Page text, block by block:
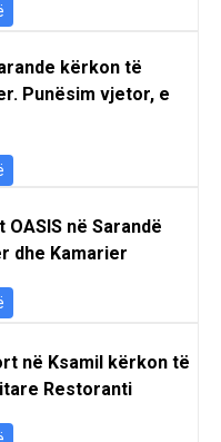
kërkon të
Punësim vjetor, e
në Sarandë
dhe Kamarier
në Ksamil kërkon të
Restoranti